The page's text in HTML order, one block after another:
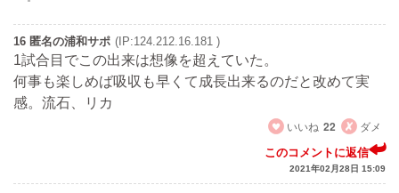
16 匿名の浦和サポ (IP:124.212.16.181 )
1試合目でこの出来は想像を超えていた。
何事も楽しめば吸収も早くて成長出来るのだと改めて実
感。流石、リカ
いいね 22 ダメ
このコメントに返信
2021年02月28日 15:09